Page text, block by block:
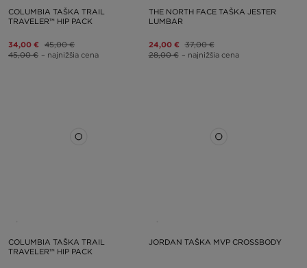
COLUMBIA TAŠKA TRAIL
TRAVELER™ HIP PACK
34,00 € 45,00 €
45,00 € – najnižšia cena
THE NORTH FACE TAŠKA JESTER
LUMBAR
24,00 € 37,00 €
28,00 € – najnižšia cena
COLUMBIA TAŠKA TRAIL
TRAVELER™ HIP PACK
JORDAN TAŠKA MVP CROSSBODY